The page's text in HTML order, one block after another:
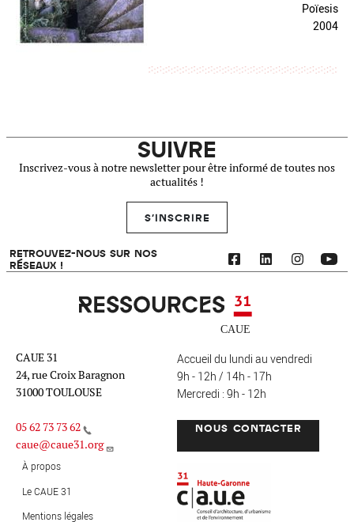
Poïesis
2004
SUIVRE
Inscrivez-vous à notre newsletter pour être informé de toutes nos
actualités !
S'INSCRIRE
RETROUVEZ-NOUS SUR NOS
RÉSEAUX !
Ressources 31
CAUE 31
24, rue Croix Baragnon
31000 TOULOUSE
05 62 73 73 62
caue@caue31.org
Accueil du lundi au vendredi
9h - 12h / 14h - 17h
Mercredi : 9h - 12h
NOUS CONTACTER
À propos
Le CAUE 31
Mentions légales